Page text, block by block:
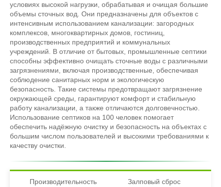
условиях высокой нагрузки, обрабатывая и очищая большие
объемы сточных вод. Они предназначены для объектов с
интенсивным использованием канализации: загородных
комплексов, многоквартирных домов, гостиниц,
производственных предприятий и коммунальных
учреждений. В отличие от бытовых, промышленные септики
способны эффективно очищать сточные воды с различными
загрязнениями, включая производственные, обеспечивая
соблюдение санитарных норм и экологическую
безопасность. Такие системы предотвращают загрязнение
окружающей среды, гарантируют комфорт и стабильную
работу канализации, а также отличаются долговечностью.
Использование септиков на 100 человек помогает
обеспечить надёжную очистку и безопасность на объектах с
большим числом пользователей и высокими требованиями к
качеству очистки.
Производительность Залповый сброс